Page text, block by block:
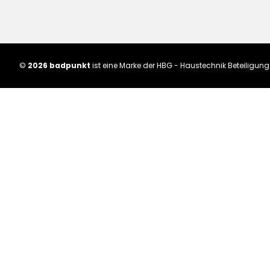
© 2026 badpunkt ist eine Marke der HBG - Haustechnik